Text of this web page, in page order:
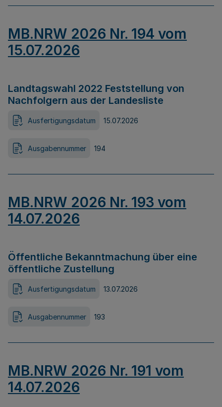
MB.NRW 2026 Nr. 194 vom
15.07.2026
Landtagswahl 2022 Feststellung von
Nachfolgern aus der Landesliste
Ausfertigungsdatum 15.07.2026
Ausgabennummer 194
MB.NRW 2026 Nr. 193 vom
14.07.2026
Öffentliche Bekanntmachung über eine
öffentliche Zustellung
Ausfertigungsdatum 13.07.2026
Ausgabennummer 193
MB.NRW 2026 Nr. 191 vom
14.07.2026